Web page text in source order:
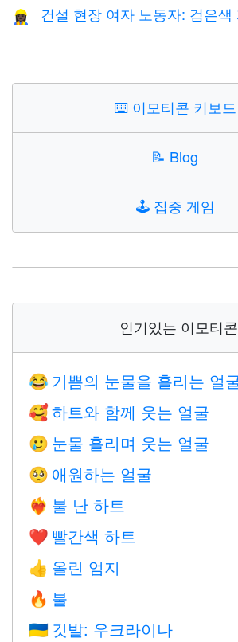
👷🏿‍♀️ 건설 현장 여자 노동자: 검은색
⌨️ 이모티콘 키보드
📝 Blog
🕹️ 집중 게임
인기있는 이모티콘
😂 기쁨의 눈물을 흘리는 얼
🥰 하트와 함께 웃는 얼굴
🥲 눈물 흘리며 웃는 얼굴
🥺 애원하는 얼굴
❤️‍🔥 불 난 하트
❤️ 빨간색 하트
👍 올린 엄지
🔥 불
🇺🇦 깃발: 우크라이나